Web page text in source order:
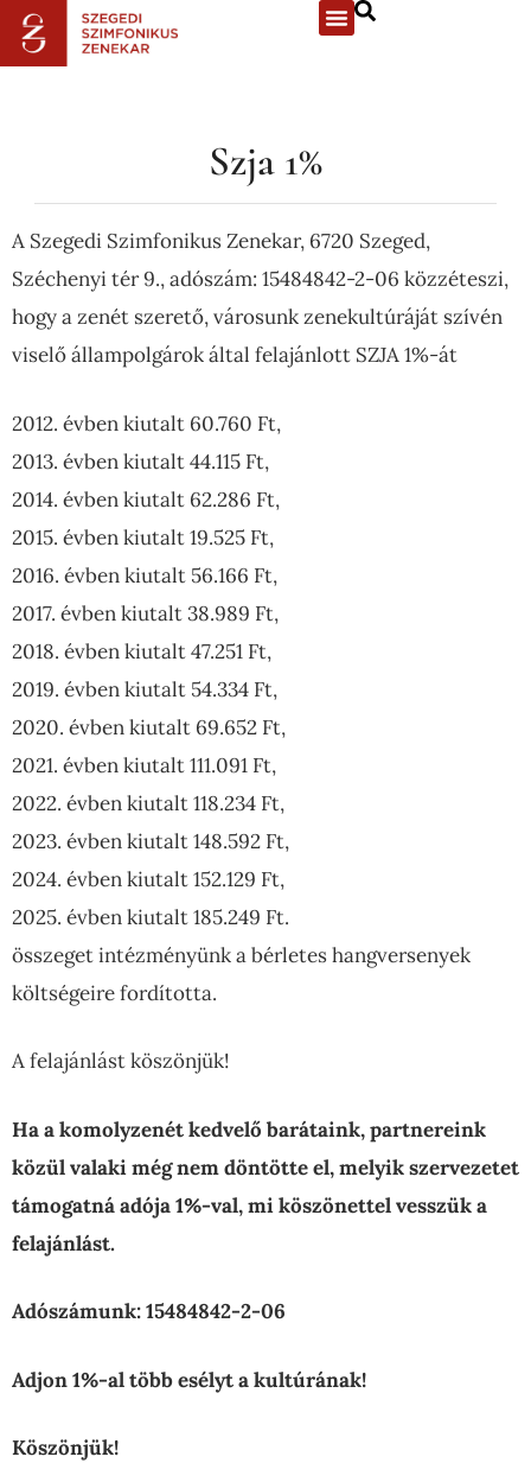
Szja 1%
A Szegedi Szimfonikus Zenekar, 6720 Szeged,
Széchenyi tér 9., adószám: 15484842-2-06 közzéteszi,
hogy a zenét szerető, városunk zenekultúráját szívén
viselő állampolgárok által felajánlott SZJA 1%-át
2012. évben kiutalt 60.760 Ft,
2013. évben kiutalt 44.115 Ft,
2014. évben kiutalt 62.286 Ft,
2015. évben kiutalt 19.525 Ft,
2016. évben kiutalt 56.166 Ft,
2017. évben kiutalt 38.989 Ft,
2018. évben kiutalt 47.251 Ft,
2019. évben kiutalt 54.334 Ft,
2020. évben kiutalt 69.652 Ft,
2021. évben kiutalt 111.091 Ft,
2022. évben kiutalt 118.234 Ft,
2023. évben kiutalt 148.592 Ft,
2024. évben kiutalt 152.129 Ft,
2025. évben kiutalt 185.249 Ft.
összeget intézményünk a bérletes hangversenyek
költségeire fordította.
A felajánlást köszönjük!
Ha a komolyzenét kedvelő barátaink, partnereink
közül valaki még nem döntötte el, melyik szervezetet
támogatná adója 1%-val, mi köszönettel vesszük a
felajánlást.
Adószámunk: 15484842-2-06
Adjon 1%-al több esélyt a kultúrának!
Köszönjük!